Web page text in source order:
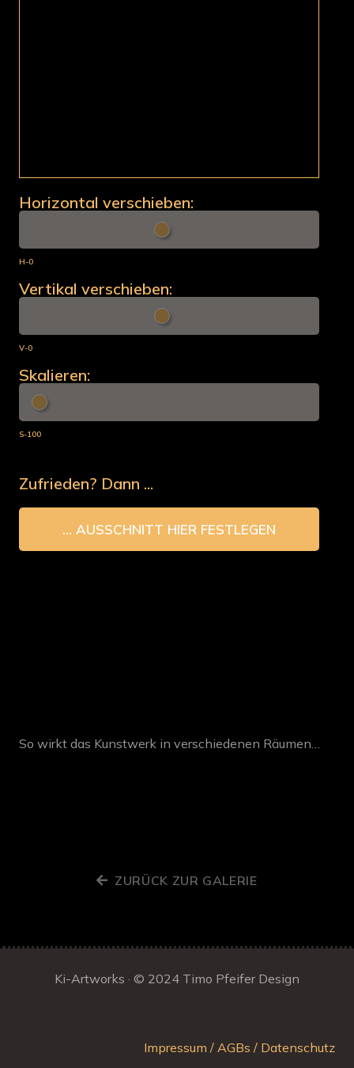
Horizontal verschieben:
H-0
Vertikal verschieben:
V-0
Skalieren:
S-100
Zufrieden? Dann ...
So wirkt das Kunstwerk in verschiedenen Räumen…
ZURÜCK ZUR GALERIE
Ki-Artworks · © 2024 Timo Pfeifer Design
Impressum / AGBs / Datenschutz